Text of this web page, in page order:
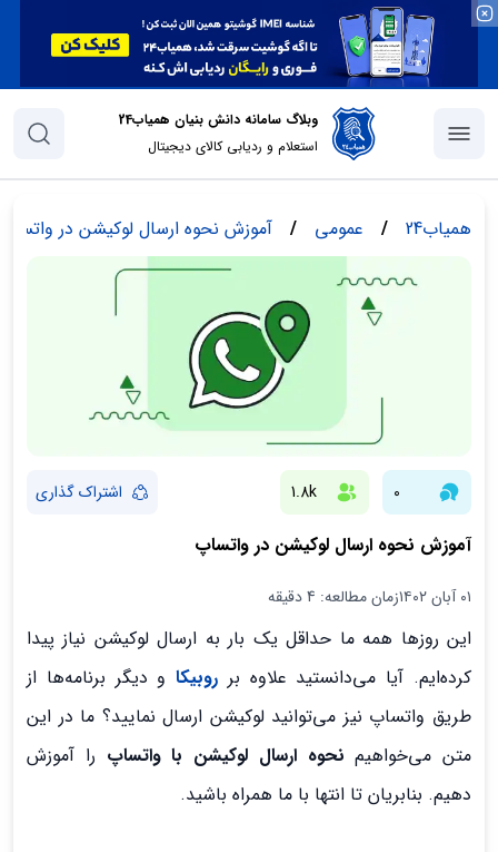
وبلاگ سامانه دانش بنیان همیاب24
استعلام و ردیابی کالای دیجیتال
همیاب24 / عمومی / آموزش نحوه ارسال لوکیشن در
0
1.8k اشتراک گذاری
آموزش نحوه ارسال لوکیشن در واتساپ
۰۱ آبان ۱۴۰۲ زمان مطالعه: 4 دقیقه
این روزها همه ما حداقل یک بار به ارسال لوکیشن نیاز پیدا
کرده‌ایم. آیا می‌دانستید علاوه بر روبیکاو دیگر برنامه‌ها از
طریق واتساپ نیز می‌توانید لوکیشن ارسال نمایید؟ ما در این
متن می‌خواهیم نحوه ارسال لوکیشن با واتساپ را آموزش
دهیم. بنابریان تا انتها با ما همراه باشید.